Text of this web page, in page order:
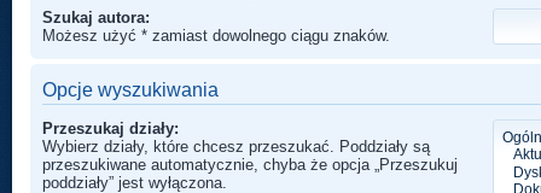
Szukaj autora:
Możesz użyć * zamiast dowolnego ciągu znaków.
Opcje wyszukiwania
Przeszukaj działy:
Wybierz działy, które chcesz przeszukać. Poddziały są
przeszukiwane automatycznie, chyba że opcja „Przeszukuj
poddziały” jest wyłączona.